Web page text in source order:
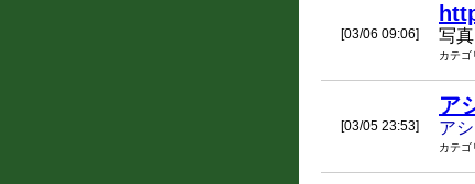
[03/06 09:06] 写
カテゴ
[03/05 23:53]
ア
ア
カテゴ